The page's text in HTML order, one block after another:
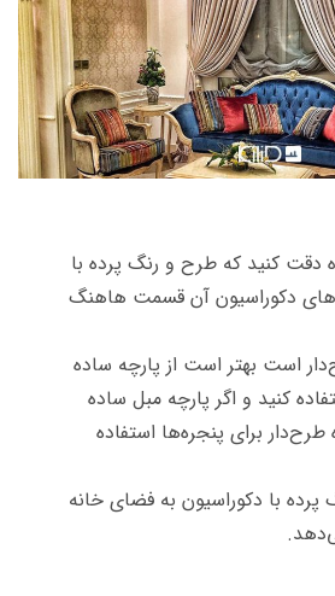
دقت کنید که طرح و رنگ پرده با
دکوراسیون آن قسمت هاهنگ
است بهتر است از پارچه ساده
کنید و اگر پارچه مبل ساده
برای پنجره‌ها استفاده
با دکوراسیون به فضای خانه